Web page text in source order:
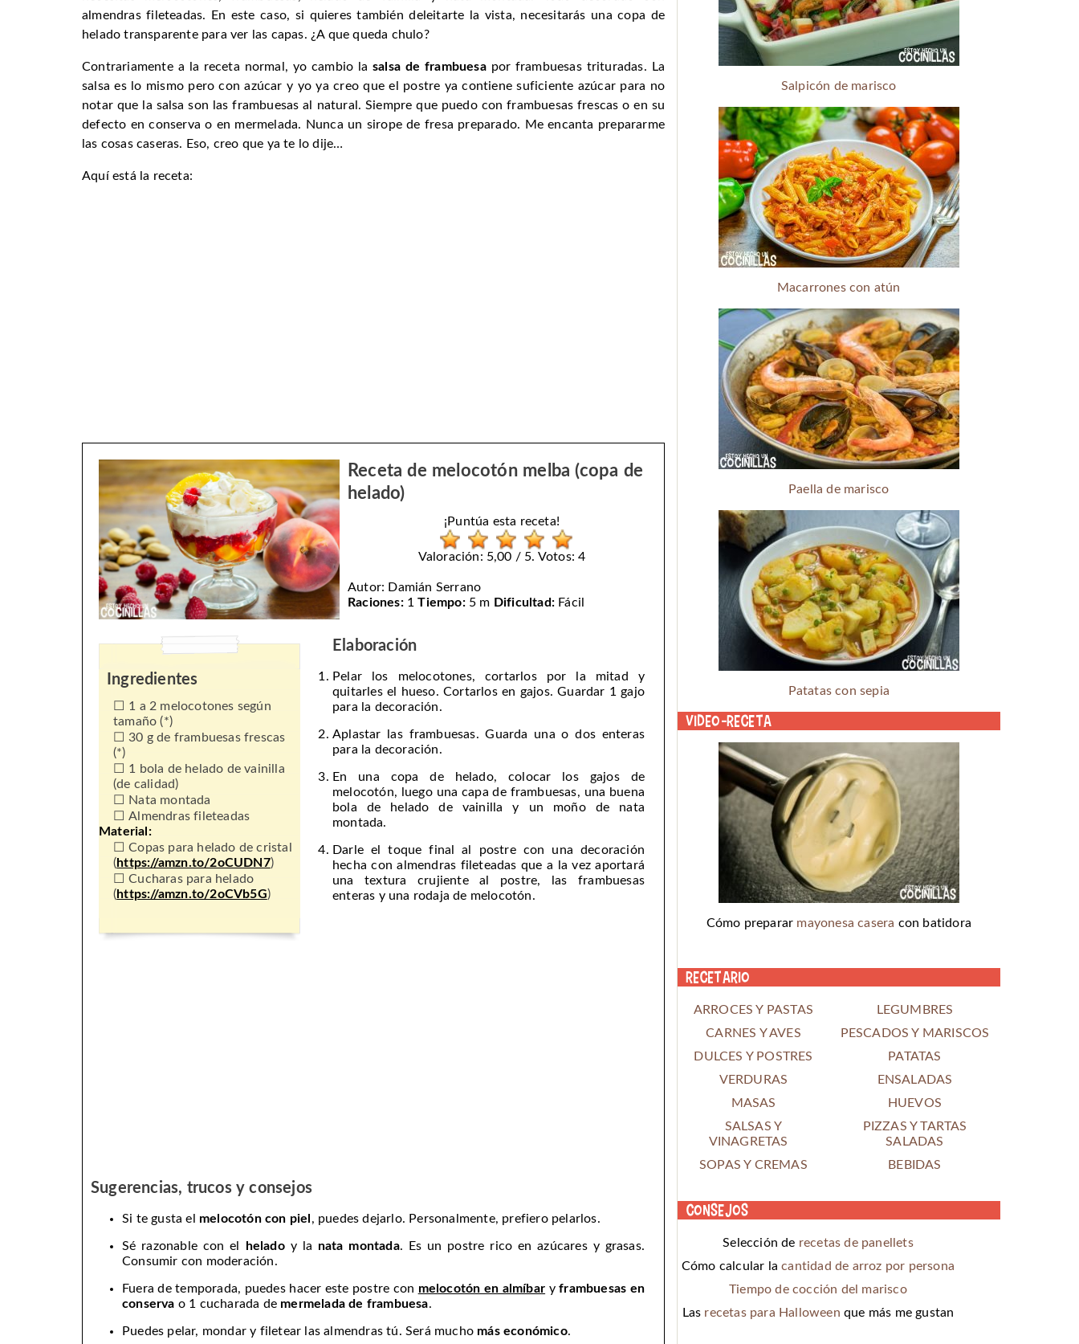
almendras fileteadas. En este caso, si quieres también deleitarte la vista, necesitarás una copa de
helado transparente para ver las capas. ¿A que queda chulo?
Contrariamente a la receta normal, yo cambio lasalsa de frambuesapor frambuesas trituradas. La
salsa es lo mismo pero con azúcar y yo ya creo que el postre ya contiene suficiente azúcar para no
notar que la salsa son las frambuesas al natural. Siempre que puedo con frambuesas frescas o en su
defecto en conserva o en mermelada. Nunca un sirope de fresa preparado. Me encanta prepararme
las cosas caseras. Eso, creo que ya te lo dije…
Aquí está la receta:
Receta de melocotón melba (copa de
helado)
¡Puntúa esta receta!
Valoración: 5,00 / 5. Votos: 4
Autor: Damián Serrano
Raciones: 1 Tiempo: 5 m Dificultad: Fácil
Ingredientes
1 a 2 melocotones según
tamaño (*)
30 g de frambuesas frescas
(*)
1 bola de helado de vainilla
(de calidad)
Nata montada
Almendras fileteadas
Material:
Copas para helado de cristal
(https://amzn.to/2oCUDN7)
Cucharas para helado
(https://amzn.to/2oCVb5G)
Elaboración
Pelar los melocotones, cortarlos por la mitad y
quitarles el hueso. Cortarlos en gajos. Guardar 1 gajo
para la decoración.
Aplastar las frambuesas. Guarda una o dos enteras
para la decoración.
En una copa de helado, colocar los gajos de
melocotón, luego una capa de frambuesas, una buena
bola de helado de vainilla y un moño de nata
montada.
Darle el toque final al postre con una decoración
hecha con almendras fileteadas que a la vez aportará
una textura crujiente al postre, las frambuesas
enteras y una rodaja de melocotón.
Sugerencias, trucos y consejos
Si te gusta el melocotón con piel , puedes dejarlo. Personalmente, prefiero pelarlos.
Sé razonable con el heladoy la nata montada. Es un postre rico en azúcares y grasas.
Consumir con moderación.
Fuera de temporada, puedes hacer este postre con melocotón en almíbar yframbuesas en
conserva o 1 cucharada de mermelada de frambuesa.
Puedes pelar, mondar y filetear las almendras tú. Será mucho más económico.
Salpicón de marisco
Macarrones con atún
Paella de marisco
Patatas con sepia
Video-receta
Cómo preparar mayonesa casera con batidora
Recetario
ARROCES Y PASTAS
LEGUMBRES
CARNES Y AVES
PESCADOS Y MARISCOS
DULCES Y POSTRES
PATATAS
VERDURAS
ENSALADAS
MASAS
HUEVOS
SALSAS Y
VINAGRETAS
PIZZAS Y TARTAS
SALADAS
SOPAS Y CREMAS
BEBIDAS
Consejos
Selección de recetas de panellets
Cómo calcular lacantidad de arroz por persona
Tiempo de cocción del marisco
Las recetas para Halloween que más me gustan